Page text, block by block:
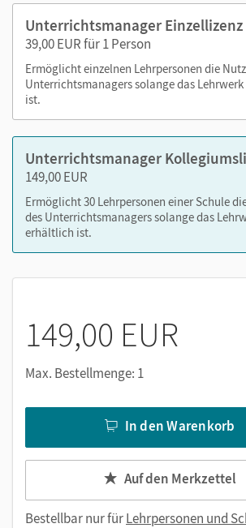
Lösungen der Arbeitsblätter als PDF
Schaubilder
Nutzen Sie den Unterrichtsmanager auf
oder über die Cornelsen Lernen App.
Unterrichtsmanager Einzellizenz
39,00 EUR für 1 Person
Ermöglicht einzelnen Lehrpersonen die
Unterrichtsmanagers solange das
ist.
Unterrichtsmanager
149,00 EUR
Ermöglicht 30 Lehrpersonen einer Schule
des Unterrichtsmanagers solange das
erhältlich ist.
149,00 EUR
Max. Bestellmenge: 1
In den Warenkorb
Auf den Merkzettel
Bestellbar nur fürLehrpersonen und